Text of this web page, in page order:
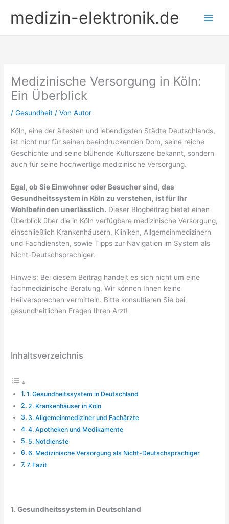
Inhaltmedizin-elektronik.de
Medizinische Versorgung in Köln:
Ein Überblick
/Gesundheit / VonAutor
Köln, eine der ältesten und lebendigsten Städte Deutschlands,
ist nicht nur für seinen beeindruckenden Dom, seine reiche
Geschichte und seine blühende Kulturszene bekannt, sondern
auch für seine hochwertige medizinische Versorgung.
Egal, ob Sie Einwohner oder Besucher sind, das
Gesundheitssystem in Köln zu verstehen, ist für Ihr
Wohlbefinden unerlässlich. Dieser Blogbeitrag bietet einen
Überblick über die in Köln verfügbare medizinische Versorgung,
einschließlich Krankenhäusern, Kliniken, Allgemeinmedizinern
und Fachdiensten, sowie Tipps zur Navigation im System als
Nicht-Deutschsprachiger.
Hinweis: Bei diesem Beitrag handelt es sich nicht um eine
fachmedizinische Beratung. Wir können Ihnen keine
Heilversprechen vermitteln. Bitte konsultieren Sie bei
gesundheitlichen Fragen Ihren Arzt!
Inhaltsverzeichnis
1. Gesundheitssystem in Deutschland
2. Krankenhäuser in Köln
3. Allgemeinmediziner und Fachärzte
4. Apotheken und Medikamente
5. Notdienste
6. Medizinische Versorgung als Nicht-Deutschsprachiger
7. Fazit
1. Gesundheitssystem in Deutschland